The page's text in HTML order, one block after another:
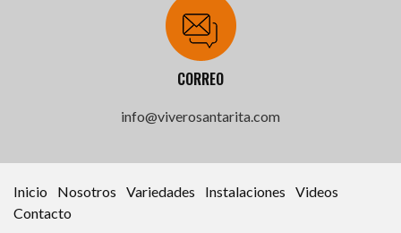
CORREO
info@viverosantarita.com
Inicio Nosotros Variedades Instalaciones
Videos
Contacto